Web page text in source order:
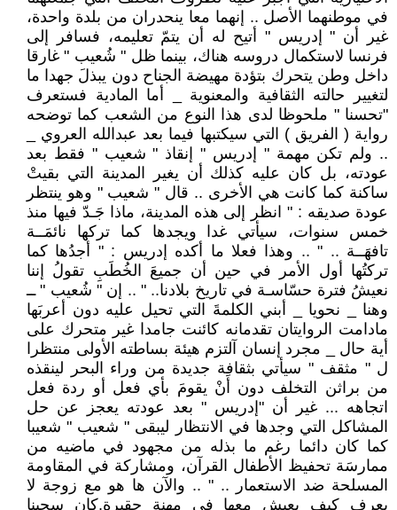
في موطنهما الأصل .. إنهما معا ينحدران من بلدة واحدة،
غير أن " إدريس " أتيح له أن يتمّ تعليمه، فسافر إلى
فرنسا لاستكمال دروسه هناك، بينما ظل " شُعيب " غارقا
داخل وطن يتحرك بتؤدة مهيضة الجناح دون يبذلَ جهدا ما
لتغيير حالته الثقافية والمعنوية _ أما المادية فستعرف
"تحسنا " ملحوظا لدى هذا النوع من الشعب كما توضحه
رواية ( الفريق ) التي سيكتبها فيما بعد عبدالله العروي _
.. ولم تكن مهمة " إدريس " إنقاذ " شعيب " فقط بعد
عودته، بل كان عليه كذلك أن يغير المدينة التي بقيتْ
ساكنة كما كانت هي الأخرى .. قال " شعيب " وهو ينتظر
عودة صديقه : " انظر إلى هذه المدينة، ماذا جَـدّ فيها منذ
خمس سنوات، سيأتي غدا ويجدها كما تركها نائمَــة
تافهَــة .. " .. وهذا فعلا ما أكده إدريس : " أجدُها كما
تركتُها أول الأمر في حين أن جميعَ الخُطَبِ تقولُ إننا
نعيشُ فترة حسّاسـة في تاريخ بلادنا.. " .. إن " شُعيب " ــ
وهنا _ نحويا _ أبني الكلمةَ التي تحيل عليه دون أعربَها
مادامت الروايتان تقدمانه كائنت جامدا غير متحرك على
أية حال _ مجرد إنسان آلتزم هيئة بساطته الأولى منتظرا
ل " مثقف " سيأتي بثقافة جديدة من وراء البحر لينقذه
من براثن التخلف دون أَنْ يقومَ بأي فعل أو ردة فعل
اتجاهه ... غير أن "إدريس " بعد عودته يعجز عن حل
المشاكل التي وجدها في الانتظار ليبقى " شعيب " شعيبا
كما كان دائما رغم ما بذله من مجهود في ماضيه من
ممارسَة تحفيظ الأطفال القرآن، ومشاركة في المقاومة
المسلحة ضد الاستعمار .. " .. والآن ها هو مع زوجة لا
يعرف كيف يعيش معها في مهنة حقيرة.كان سجينا